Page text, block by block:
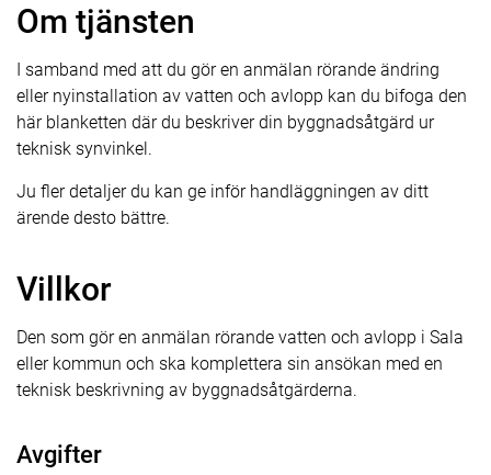
Om tjänsten
I samband med att du gör en anmälan rörande ändring
eller nyinstallation av vatten och avlopp kan du bifoga den
här blanketten där du beskriver din byggnadsåtgärd ur
teknisk synvinkel.
Ju fler detaljer du kan ge inför handläggningen av ditt
ärende desto bättre.
Villkor
Den som gör en anmälan rörande vatten och avlopp i Sala
eller kommun och ska komplettera sin ansökan med en
teknisk beskrivning av byggnadsåtgärderna.
Avgifter